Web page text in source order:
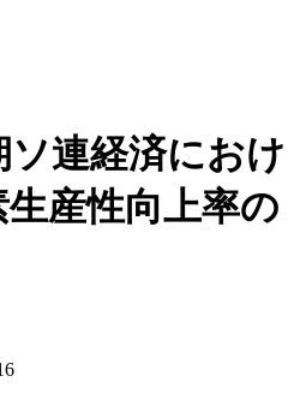
ソ連経済におけ
産性向上率の